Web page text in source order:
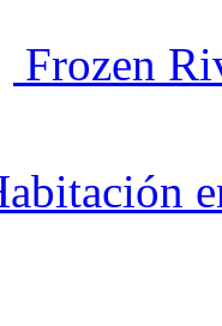
Frozen